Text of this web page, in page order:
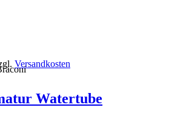
Versandkosten
Watertube